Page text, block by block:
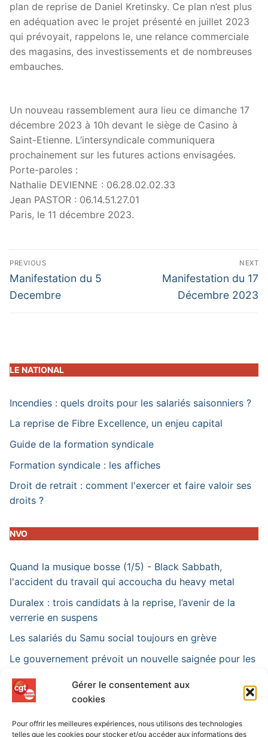
Gérer le consentement aux
cookies
Pour offrir les meilleures expériences, nous utilisons des technologies
telles que les cookies pour stocker et/ou accéder aux informations des
plan de reprise de Daniel Kretinsky. Ce plan n’est plus
en adéquation avec le projet présenté en juillet 2023
qui prévoyait, rappelons le, une relance commerciale
des magasins, des investissements et de nombreuses
embauches.
Un nouveau rassemblement aura lieu ce dimanche 17
décembre 2023 à 10h devant le siège de Casino à
Saint-Etienne. L’intersyndicale communiquera
prochainement sur les futures actions envisagées.
Porte-paroles :
Nathalie DEVIENNE : 06.28.02.02.33
Jean PASTOR : 06.14.51.27.01
Paris, le 11 décembre 2023.
Navigation
de
l’article
PREVIOUS
Previous
post:
Manifestation du 5
Decembre
NEXT
Next
post:
Manifestation du 17
Décembre 2023
LE NATIONAL
Incendies : quels droits pour les salariés saisonniers ?
La reprise de Fibre Excellence, un enjeu capital
Guide de la formation syndicale
Formation syndicale : les affiches
Droit de retrait : comment l'exercer et faire valoir ses
droits ?
NVO
Quand la musique bosse (1/5) - Black Sabbath,
l'accident du travail qui accoucha du heavy metal
Duralex : trois candidats à la reprise, l’avenir de la
verrerie en suspens
Les salariés du Samu social toujours en grève
Le gouvernement prévoit un nouvelle saignée pour les
« C’est un choix délibéré de La Poste » : en Gironde,